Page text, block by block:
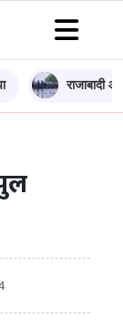
राजाबादी